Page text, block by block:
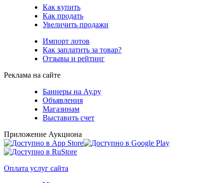
Как купить
Как продать
Увеличить продажи
Импорт лотов
Как заплатить за товар?
Отзывы и рейтинг
Реклама на сайте
Баннеры на Ау.ру
Объявления
Магазинам
Выставить счет
Приложение Аукциона
Оплата услуг сайта